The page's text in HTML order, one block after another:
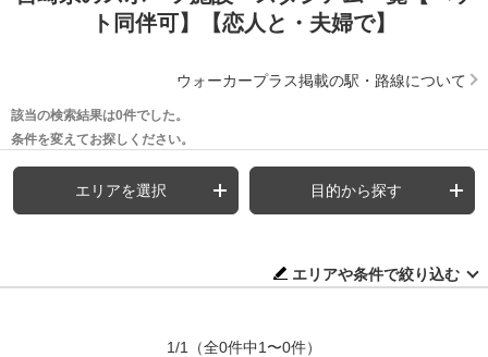
ト同伴可】【恋人と・夫婦で】
ウォーカープラス掲載の駅・路線について
該当の検索結果は0件でした。
条件を変えてお探しください。
エリアを選択 目的から探す
エリアや条件で絞り込む
1/1 （全0件中1〜0件）